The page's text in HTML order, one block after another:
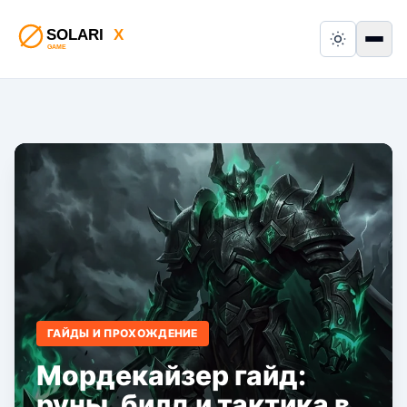
Switch to
ГАЙДЫ И ПРОХОЖДЕНИЕ
Мордекайзер гайд: